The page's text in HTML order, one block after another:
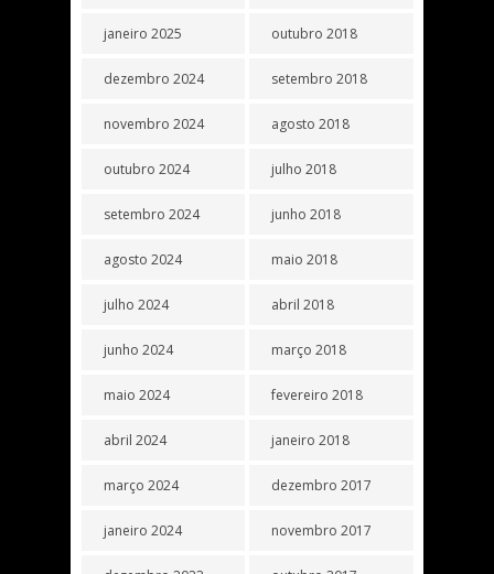
janeiro 2025
dezembro 2024
novembro 2024
outubro 2024
setembro 2024
agosto 2024
julho 2024
junho 2024
maio 2024
abril 2024
março 2024
janeiro 2024
outubro 2018
setembro 2018
agosto 2018
julho 2018
junho 2018
maio 2018
abril 2018
março 2018
fevereiro 2018
janeiro 2018
dezembro 2017
novembro 2017